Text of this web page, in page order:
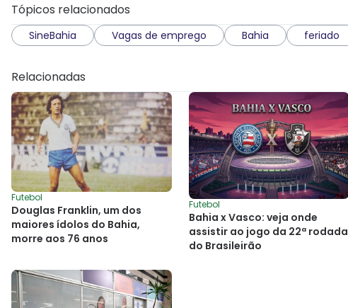
Tópicos relacionados
SineBahia Vagas de emprego Bahia feriado
Relacionadas
Futebol
Douglas Franklin, um dos
maiores ídolos do Bahia,
morre aos 76 anos
Futebol
Bahia x Vasco: veja onde
assistir ao jogo da 22ª rodada
do Brasileirão